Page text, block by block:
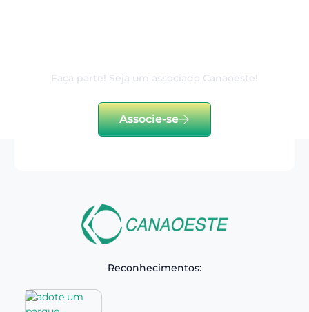
Faça parte! Seja um associado Canaoeste!
Associe-se
Reconhecimentos: